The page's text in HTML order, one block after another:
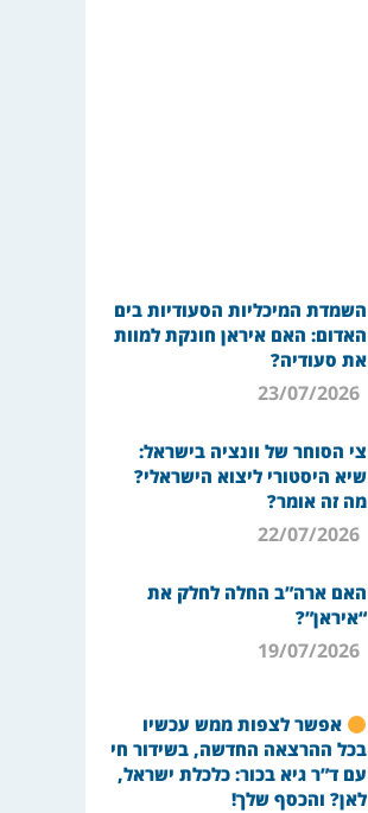
השמדת המיכליות הסעודיות בים
האדום: האם איראן חונקת למוות
את סעודיה?
23/07/2026
צי הסוחר של וונציה בישראל:
שיא היסטורי ליצוא הישראלי?
מה זה אומר?
22/07/2026
האם ארה”ב החלה לחלק את
“איראן”?
19/07/2026
אפשר לצפות ממש עכשיו
בכל ההרצאה החדשה, בשידור חי
עם ד”ר גיא בכור: כלכלת ישראל,
לאן? והכסף שלך!